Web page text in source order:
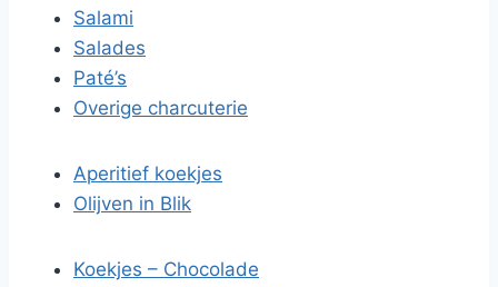
Salami
Salades
Paté’s
Overige charcuterie
Aperitief koekjes
Olijven in Blik
Koekjes – Chocolade